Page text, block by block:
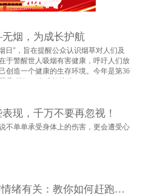
烟，为成长护航
日"，旨在提醒公众认识烟草对人们及
于警醒世人吸烟有害健康，呼吁人们放
创造一个健康的生存环境。今年是第36
现，千万不要再忽视！
不单单承受身体上的伤害，更会遭受心
70%的疾病与情绪有关：教你如何赶跑伤身的7种情绪